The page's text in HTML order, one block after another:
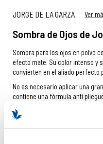
JORGE DE LA GARZA Ver
Sombra de Ojos de
Sombra para los ojos en polvo
efecto mate. Su color intenso y
convierten en el aliado perfecto
No es necesario aplicar una
contiene una fórmula anti